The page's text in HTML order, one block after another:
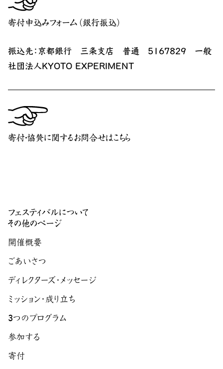
寄付申込みフォーム（銀行振込）
振込先：京都銀行 三条支店 普通 5167829 一般
社団法人KYOTO EXPERIMENT
寄付・協賛に関するお問合せはこちら
フェスティバルについて
その他のページ
開催概要
ごあいさつ
ディレクターズ・メッセージ
ミッション・成り立ち
3つのプログラム
参加する
寄付